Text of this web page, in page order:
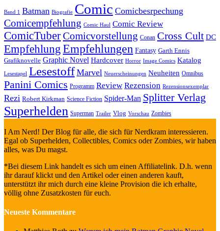
Band 1 Batman Biografie Comic Comicbesrpechung
Comicempfehlung Comic Haul Comic Review
ComicTuberComicvorstellung Conan Cross Cult DC
Empfehlung Empfehlungen Fantasy Garth Ennis
Grafiknovelle Graphic Novel Hardcover Horror Image Comics Katalog
Lesestapel Lesestoff Marvel Neuerscheinungen Neuheiten Omnibus
Panini Comics Programm Review Rezension Rezensionsexemplar
Rezi Robert Kirkman Science Fiction Spider-Man Splitter Verlag
Superhelden Superman Trailer Vlog Vorschau Zombies
I Am Nerd! Der Blog für alle, die sich für Nerdkram interessieren.
Egal ob Superhelden, Collectibles, Comics oder Zombies, wir haben
alles, was Du magst.
*Bei diesem Link handelt es sich um einen Affiliatelink. D.h. wenn
ihr darauf klickt und den Artikel oder einen anderen kauft,
unterstützt ihr mich durch eine kleine Provision die ich erhalte,
völlig ohne Zusatzkosten für euch.
Neueste Kommentare